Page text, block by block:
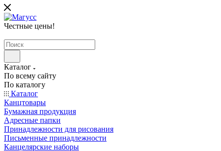
Честные цены!
Каталог
По всему сайту
По каталогу
Каталог
Канцтовары
Бумажная продукция
Адресные папки
Принадлежности для рисования
Письменные принадлежности
Канцелярские наборы